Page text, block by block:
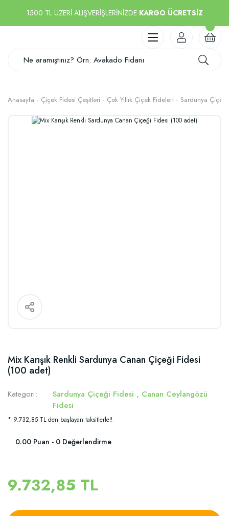
1500 TL ÜZERİ ALIŞVERİŞLERİNİZDE KARGO ÜCRETSİZ
Anasayfa Çiçek Fidesi Çeşitleri Çok Yıllık Çiçek Fideleri Sardunya
Mix Karışık Renkli Sardunya Canan Çiçeği Fidesi
(100 adet)
Kategori Sardunya Çiçeği Fidesi , Canan Ceylangözü
Fidesi
* 9.732,85 TL den başlayan taksitlerle!!
0.00 Puan - 0 Değerlendirme
9.732,85 TL